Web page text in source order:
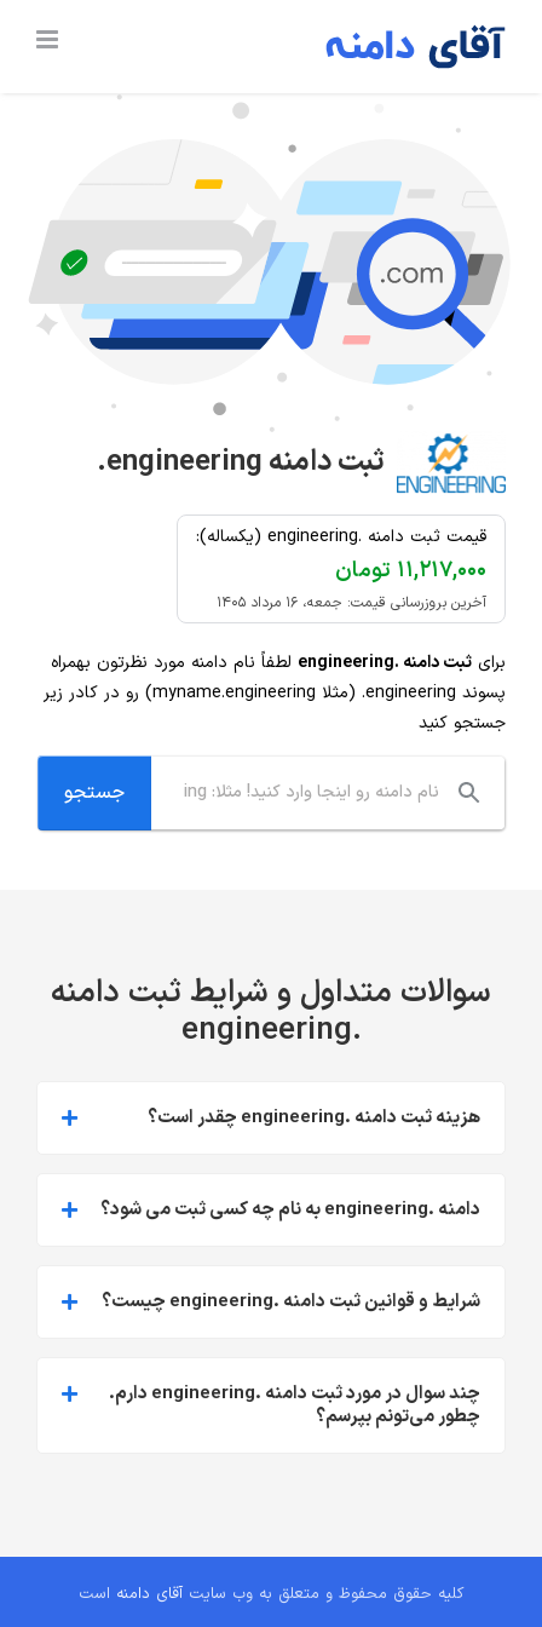
ثبت دامنه.engineering
قیمت ثبت دامنه .engineering (یکساله):
۱۱,۲۱۷,۰۰۰ تومان
آخرین بروزرسانی قیمت: جمعه، ۱۶ مرداد ۱۴۰۵
برای ثبت دامنه .engineering
لطفاً نام دامنه مورد نظرتون بهمراه
پسوند .engineering
(مثلا myname.engineering) رو در کادر زیر
جستجو کنید
سوالات متداول و شرایط ثبت دامنه
.engineering
هزینه ثبت دامنه .engineering چقدر است؟
دامنه .engineering به نام چه کسی ثبت می شود؟
شرایط و قوانین ثبت دامنه .engineering چیست؟
چند سوال در مورد ثبت دامنه .engineering دارم.
چطور می‌تونم بپرسم؟
کلیه حقوق محفوظ و متعلق به وب سایت آقای دامنه است